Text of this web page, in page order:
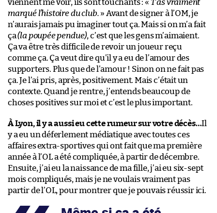
viennent me voir, ils sont touchants : « T’as vraiment
marqué l’histoire du club. » Avant de signer à l’OM, je
n’aurais jamais pu imaginer tout ça. Mais si on m’a fait
ça(la poupée pendue), c’est que les gens m’aimaient.
Ça va être très difficile de revoir un joueur reçu
comme ça. Ça veut dire qu’il y a eu de l’amour des
supporters. Plus que de l’amour ! Sinon on ne fait pas
ça. Je l’ai pris, après, positivement. Mais c’était un
contexte. Quand je rentre, j’entends beaucoup de
choses positives sur moi et c’est le plus important.
À Lyon, il y a aussi eu cette rumeur sur votre décès…Il
y a eu un déferlement médiatique avec toutes ces
affaires extra-sportives qui ont fait que ma première
année à l’OL a été compliquée, à partir de décembre.
Ensuite, j’ai eu la naissance de ma fille, j’ai eu six-sept
mois compliqués, mais je ne voulais vraiment pas
partir de l’OL, pour montrer que je pouvais réussir ici.